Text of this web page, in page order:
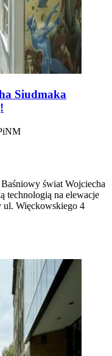
Siudmaka
świat Wojciecha
technologią na elewacje
ul. Więckowskiego 4